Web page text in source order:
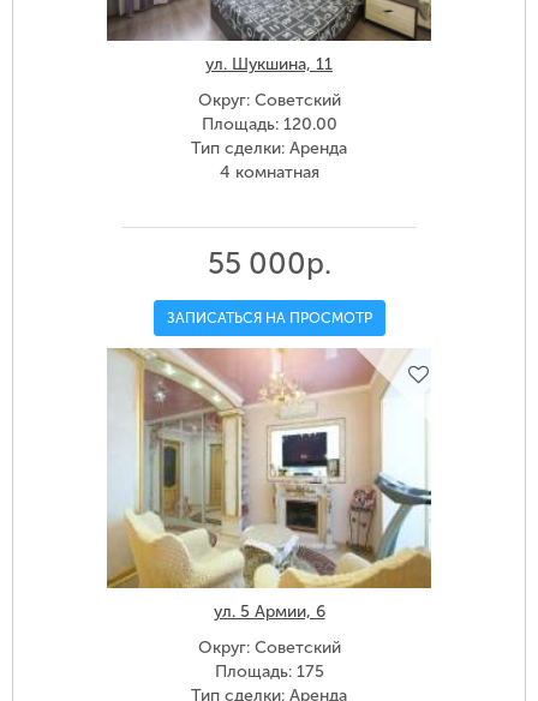
ул. Шукшина, 11
Округ: Советский
Площадь: 120.00
Тип сделки: Аренда
4 комнатная
55 000р.
ЗАПИСАТЬСЯ НА ПРОСМОТР
ул. 5 Армии, 6
Округ: Советский
Площадь: 175
Тип сделки: Аренда